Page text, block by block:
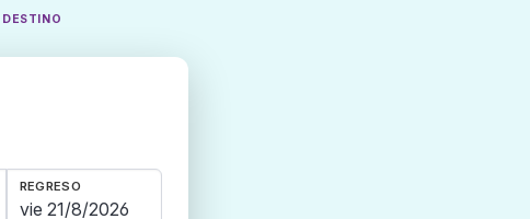
DESTINO
REGRESO